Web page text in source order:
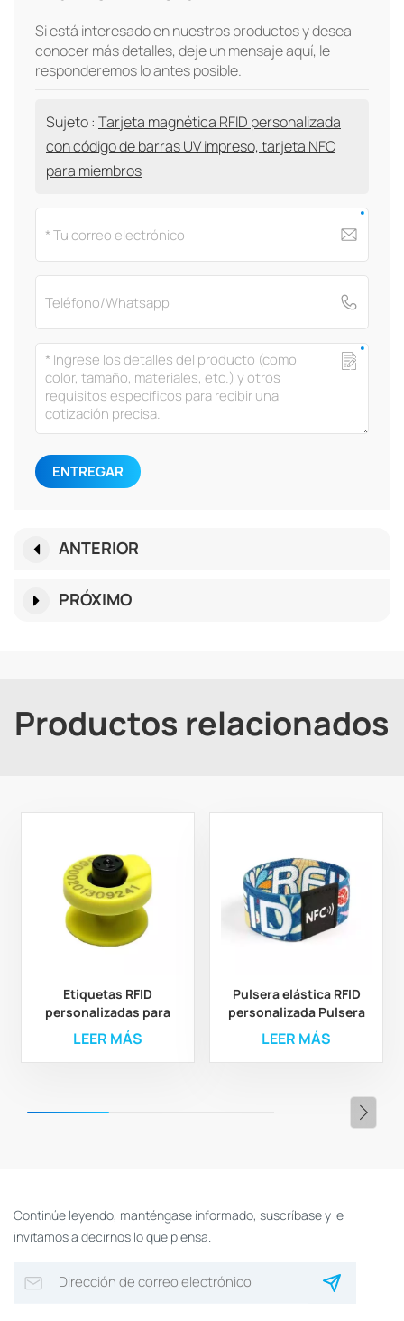
Si está interesado en nuestros productos y desea
conocer más detalles, deje un mensaje aquí, le
responderemos lo antes posible.
Sujeto : Tarjeta magnética RFID personalizada
con código de barras UV impreso, tarjeta NFC
para miembros
ENTREGAR
ANTERIOR
PRÓXIMO
Productos relacionados
Etiquetas RFID
personalizadas para
orejas de animales para
la gestión ganadera y
agrícola
LEER MÁS
Pulsera elástica RFID
personalizada Pulsera
elástica de poliéster
RFID personalizada
LEER MÁS
Continúe leyendo, manténgase informado, suscríbase y le
invitamos a decirnos lo que piensa.